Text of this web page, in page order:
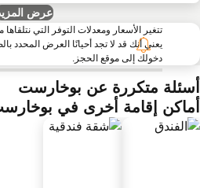
عرض المزيد
تتغير الأسعار ومعدلات التوفر التي
دخولك إلى موقع الحجز.
متكررة عن بوخارست
إقامة أخرى في